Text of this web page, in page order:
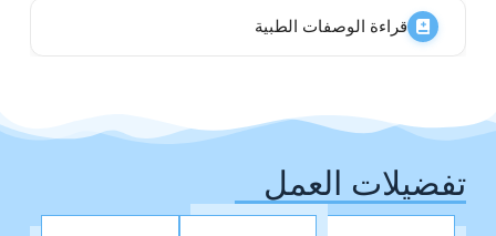
قراءة الوصفات الطبية
تفضيلات العمل